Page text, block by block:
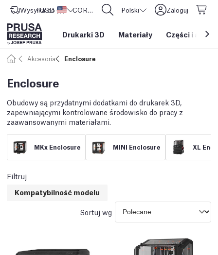
Wysyłka do Stany Zjednoczone
USD ($) CORE One L: Już w sprzedaży! Polski Zaloguj
Drukarki 3D Materiały Części i
Akcesoria Enclosure
Enclosure
Obudowy są przydatnymi dodatkami do drukarek 3D,
zapewniającymi kontrolowane środowisko do pracy z
zaawansowanymi materiałami.
MKx Enclosure MINI Enclosure XL
Filtruj
Kompatybilność modelu
Sortuj wg